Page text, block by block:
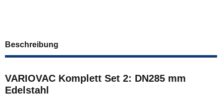
Beschreibung
VARIOVAC Komplett Set 2: DN285 mm
Edelstahl